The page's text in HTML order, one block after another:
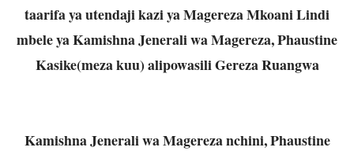
taarifa ya utendaji kazi ya Magereza Mkoani Lindi
mbele ya Kamishna Jenerali wa Magereza, Phaustine
Kasike(meza kuu) alipowasili Gereza Ruangwa
Kamishna Jenerali wa Magereza nchini, Phaustine